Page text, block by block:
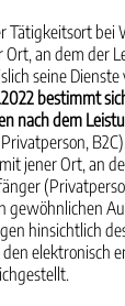
Tätigkeitsort
an dem der
seine
bestimmt
nach dem
jener Ort, an
gewöhnlichen
hinsichtlich
elektronisch